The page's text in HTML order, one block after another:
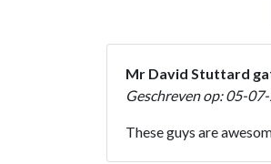
Mr David Stuttard
Geschreven op: 05-
These guys are